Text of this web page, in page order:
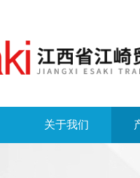
关于我们